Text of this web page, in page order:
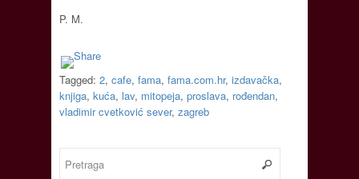
P. M.
Tagged: 2, cafe, fama, fama.com.hr, izdavačka,
knjiga, kuća, lav, mitopeja, proslava, rođendan,
vladimir cvetković sever, zagreb